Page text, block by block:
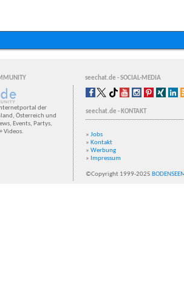
seechat.de - SOCIAL-MEDIA
der
Österreich und
Events, Partys,
Videos.
seechat.de - KONTAKT
» Jobs
» Kontakt
» Werbung
» Impressum
©Copyright 1999-2025